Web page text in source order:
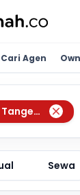
Cari Agen
Tangerang Selatan
Sewa